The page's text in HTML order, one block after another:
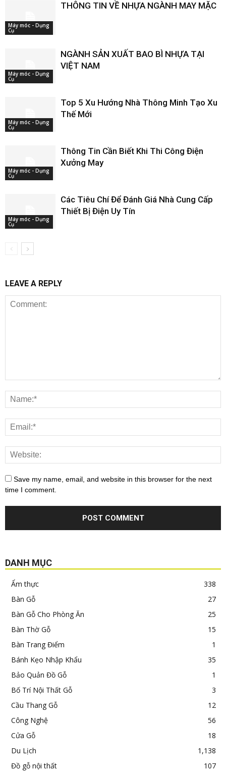
Máy móc - Dụng
Cụ
THÔNG TIN VỀ NHỰA NGÀNH MAY MẶC
Máy móc - Dụng
Cụ
NGÀNH SẢN XUẤT BAO BÌ NHỰA TẠI
VIỆT NAM
Máy móc - Dụng
Cụ
Top 5 Xu Hướng Nhà Thông Minh Tạo Xu
Thế Mới
Máy móc - Dụng
Cụ
Thông Tin Cần Biết Khi Thi Công Điện
Xưởng May
Máy móc - Dụng
Cụ
Các Tiêu Chí Để Đánh Giá Nhà Cung Cấp
Thiết Bị Điện Uy Tín
LEAVE A REPLY
Save my name, email, and website in this browser for the next
time I comment.
DANH MỤC
Ẩm thực
338
Bàn Gỗ
27
Bàn Gỗ Cho Phòng Ăn
25
Bàn Thờ Gỗ
15
Bàn Trang Điểm
1
Bánh Kẹo Nhập Khẩu
35
Bảo Quản Đồ Gỗ
1
Bố Trí Nội Thất Gỗ
3
Cầu Thang Gỗ
12
Công Nghệ
56
Cửa Gỗ
18
Du Lịch
1,138
Đồ gỗ nội thất
107